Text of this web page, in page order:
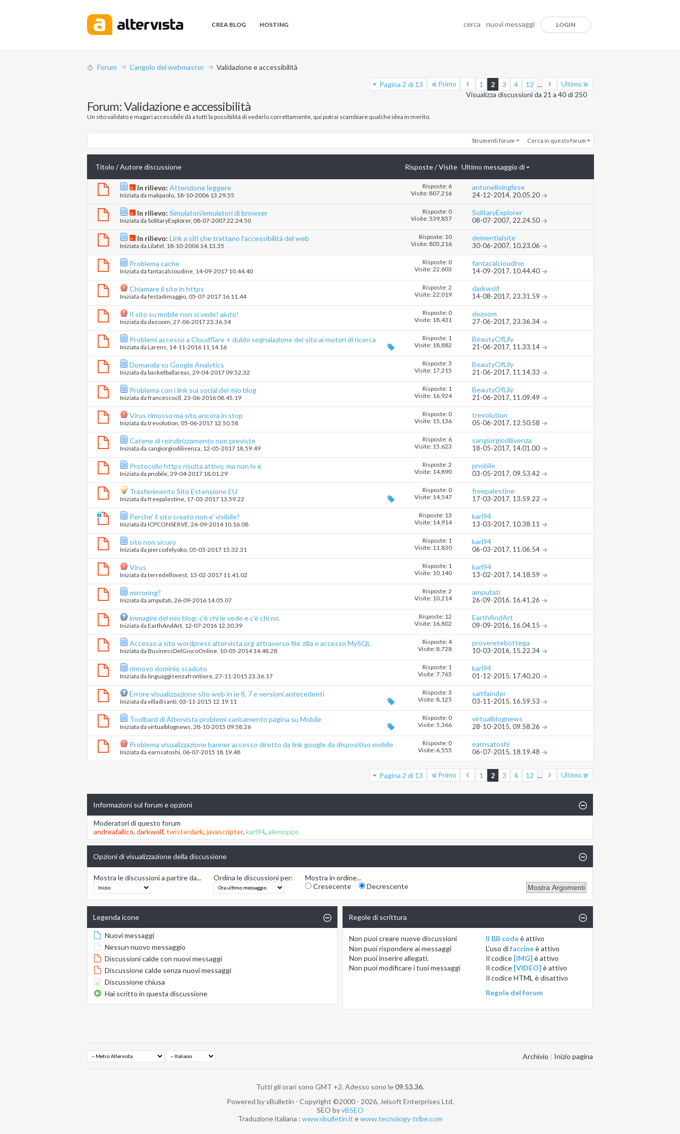
CREA BLOG HOSTING cerca nuovi messaggi LOGIN
Forum L'angolo del webmaster
Validazione e accessibilità
Pagina 2 di 13
Primo 1 2 3 4 12 ...
Ultimo
Visualizza discussioni da 21 a 40 di 250
Forum:Validazione e accessibilità
Un sito validato e magari accessibile dà a tutti la possibilità di vederlo correttamente, qui potrai scambiare qualche idea in merito.
Strumenti forum Cerca in questo forum
Titolo /Autore discussione Risposte/Visite Ultimo messaggio di
In rilievo: Attenzione leggere
Iniziata da makpaolo‎, 18-10-2006 13.29.55
Risposte: 6
Visite: 807,216
antonelloinglese
24-12-2014, 20.05.20
In rilievo: Simulatori/emulatori di browser
Iniziata da SolitaryExplorer‎, 08-07-2007 22.24.50
Risposte: 0
Visite: 539,857
SolitaryExplorer
08-07-2007, 22.24.50
In rilievo: Link a siti che trattano l'accessibilità del web
Iniziata da Lilafel‎, 18-10-2006 14.13.35
Risposte: 10
Visite: 805,216
dementialsite
30-06-2007, 10.23.06
Problema cache
Iniziata da fantacalcioudine‎, 14-09-2017 10.44.40
Risposte: 0
Visite: 22,603
fantacalcioudine
14-09-2017, 10.44.40
Chiamare il sito in https
Iniziata da festadimaggio‎, 05-07-2017 16.11.44
Risposte: 2
Visite: 22,019
darkwolf
14-08-2017, 23.31.59
Il sito su mobile non si vede! aiuto!
Iniziata da dezoom‎, 27-06-2017 23.36.34
Risposte: 0
Visite: 18,431
dezoom
27-06-2017, 23.36.34
Problemi accesso a Cloudflare + dubbi segnalazione del sito ai motori di ricerca
Iniziata da Larens‎, 14-11-2016 11.14.16
Risposte: 1
Visite: 18,882
BeautyOfLily
21-06-2017, 11.33.14
Domanda su Google Analytics
Iniziata da basketballareas‎, 29-04-2017 09.52.32
Risposte: 3
Visite: 17,215
BeautyOfLily
21-06-2017, 11.14.33
Problema con i link sui social del mio blog
Iniziata da francescocll‎, 23-06-2016 08.45.19
Risposte: 1
Visite: 16,924
BeautyOfLily
21-06-2017, 11.09.49
Virus rimosso ma sito ancora in stop
Iniziata da trevolution‎, 05-06-2017 12.50.58
Risposte: 0
Visite: 15,136
trevolution
05-06-2017, 12.50.58
Catene di reindirizzamento non previste
Iniziata da sangiorgiodilivenza‎, 12-05-2017 18.59.49
Risposte: 6
Visite: 15,623
sangiorgiodilivenza
18-05-2017, 14.01.00
Protocollo https risulta attivo, ma non lo è
Iniziata da pnobile‎, 29-04-2017 18.01.29
Risposte: 2
Visite: 14,890
pnobile
03-05-2017, 09.53.42
Trasferimento Sito Estensione EU
Iniziata da freepalestine‎, 17-03-2017 13.59.22
Risposte: 0
Visite: 14,547
freepalestine
17-03-2017, 13.59.22
Perche' il sito creato non e' visibile?
Iniziata da ICPCONSERVE‎, 26-09-2014 10.16.08
Risposte: 13
Visite: 14,914
karl94
13-03-2017, 10.38.11
sito non sicuro
Iniziata da piercodelyoko‎, 05-03-2017 15.32.31
Risposte: 1
Visite: 11,830
karl94
06-03-2017, 11.06.54
Virus
Iniziata da terredellovest‎, 13-02-2017 11.41.02
Risposte: 1
Visite: 10,140
karl94
13-02-2017, 14.18.59
mirroring?
Iniziata da amputati‎, 26-09-2016 14.05.07
Risposte: 2
Visite: 10,214
amputati
26-09-2016, 16.41.26
immagini del mio blog: c'è chi le vede e c'è chi no.
Iniziata da EarthAndArt‎, 12-07-2016 12.30.39
Risposte: 12
Visite: 16,802
EarthAndArt
09-09-2016, 16.04.15
Accesso a sito wordpress altervista.org attraverso file zilla e accesso MySQL
Iniziata da BusinessDelGiocoOnline‎, 10-05-2014 14.48.28
Risposte: 4
Visite: 8,728
proveretebottega
10-03-2016, 15.22.34
rinnovo dominio scaduto
Iniziata da linguaggisenzafrontiere‎, 27-11-2015 23.36.17
Risposte: 1
Visite: 7,765
karl94
01-12-2015, 17.40.20
Errore visualizzazione sito web in ie 8, 7 e versioni antecedenti
Iniziata da villadisanti‎, 03-11-2015 12.19.11
Risposte: 3
Visite: 8,125
saitfainder
03-11-2015, 16.59.53
Toolbard di Altervista problemi caricamento pagina su Mobile
Iniziata da virtualblognews‎, 28-10-2015 09.58.26
Risposte: 0
Visite: 5,366
virtualblognews
28-10-2015, 09.58.26
Problema visualizzazione banner accesso diretto da link google da dispositivo mobile
Iniziata da earnsatoshi‎, 06-07-2015 18.19.48
Risposte: 0
Visite: 6,555
earnsatoshi
06-07-2015, 18.19.48
Pagina 2 di 13 Primo 1 2 3 4 12 ... Ultimo
Informazioni sul forum e opzioni
Moderatori di questo forum
andreafallico, darkwolf, twisterdark, javascripter, karl94, alemoppo
Opzioni di visualizzazione della discussione
Mostra le discussioni a partire da... Ordina le discussioni per:
Mostra in ordine...
Cresecente
Decrescente
Legenda icone
Nuovi messaggi
Nessun nuovo messaggio
Discussioni calde con nuovi messaggi
Discussione calde senza nuovi messaggi
Discussione chiusa
Hai scritto in questa discussione
Regole di scrittura
Non puoicreare nuove discussioni
Non puoirispondere ai messaggi
Non puoiinserire allegati.
Non puoimodificare i tuoi messaggi
Il BB codeèattivo
L'uso difaccineèattivo
Il codice [IMG] èattivo
Il codice [VIDEO] èattivo
Il codice HTML èdisattivo
Regole del forum
Archivio | Inizio pagina
Tutti gli orari sono GMT +2. Adesso sono le09.53.36.
Powered by vBulletin - Copyright ©2000 - 2026, Jelsoft Enterprises Ltd.
SEO byvBSEO
Traduzione italiana : www.vbulletin.it ewww.tecnology-tribe.com